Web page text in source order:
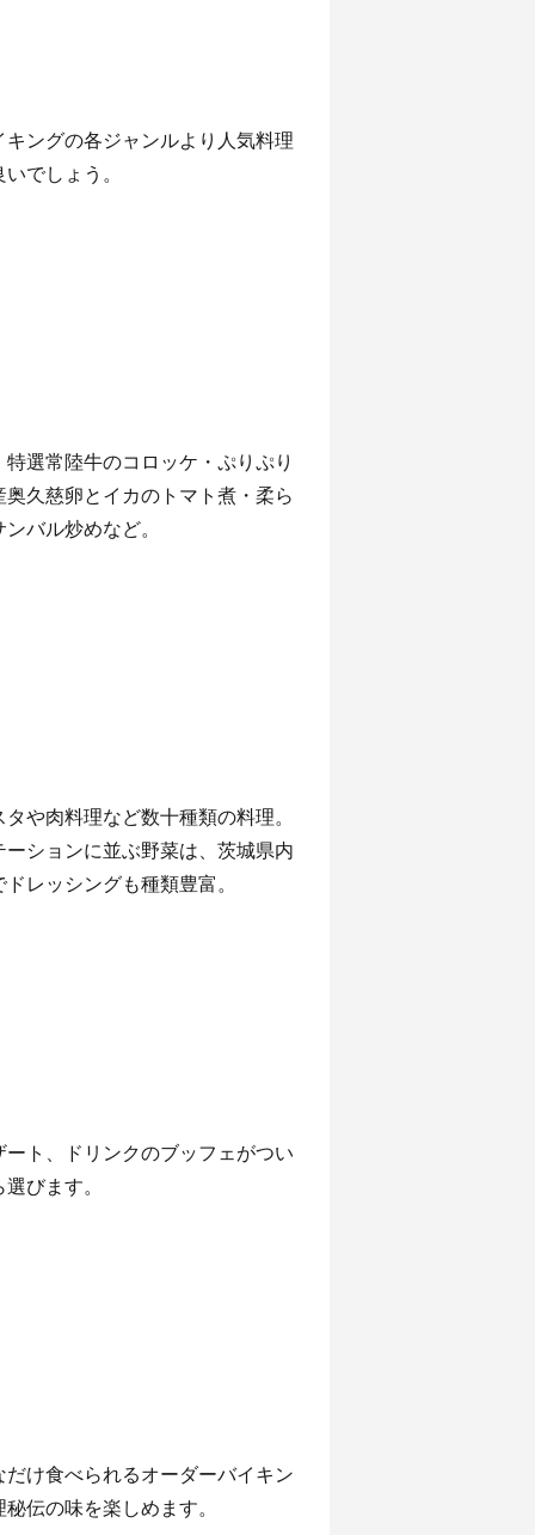
ングの各ジャンルより人気料理
でしょう。
選常陸牛のコロッケ・ぷりぷり
久慈卵とイカのトマト煮・柔ら
バル炒めなど。
や肉料理など数十種類の料理。
ションに並ぶ野菜は、茨城県内
レッシングも種類豊富。
ト、ドリンクのブッフェがつい
びます。
け食べられるオーダーバイキン
伝の味を楽しめます。